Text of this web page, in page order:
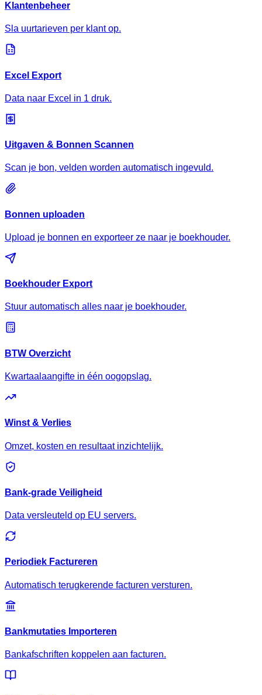
Klantenbeheer
Sla uurtarieven per klant op.
Excel Export
Data naar Excel in 1 druk.
Uitgaven & Bonnen Scannen
Scan je bon, velden worden automatisch ingevuld.
Bonnen uploaden
Upload je bonnen en exporteer ze naar je boekhouder.
Boekhouder Export
Stuur automatisch alles naar je boekhouder.
BTW Overzicht
Kwartaalaangifte in één oogopslag.
Winst & Verlies
Omzet, kosten en resultaat inzichtelijk.
Bank-grade Veiligheid
Data versleuteld op EU servers.
Periodiek Factureren
Automatisch terugkerende facturen versturen.
Bankmutaties Importeren
Bankafschriften koppelen aan facturen.